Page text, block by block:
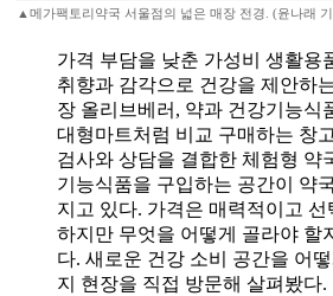
▲메가팩토리약국 서울점의 넓은 매장 전경. (윤나래
가격 부담을 낮춘 가성비 생활용
취향과 감각으로 건강을 제안하
장 올리브베러, 약과 건강기능식
대형마트처럼 비교 구매하는 창
검사와 상담을 결합한 체험형 약
기능식품을 구입하는 공간이 약
지고 있다. 가격은 매력적이고
하지만 무엇을 어떻게 골라야 할
다. 새로운 건강 소비 공간을 어
지 현장을 직접 방문해 살펴봤다.